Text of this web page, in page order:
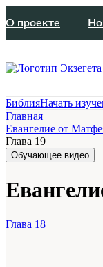
О проекте
БиблияНачать
Главная
Евангелие от
Глава 19
Обучающее видео
Глава 18